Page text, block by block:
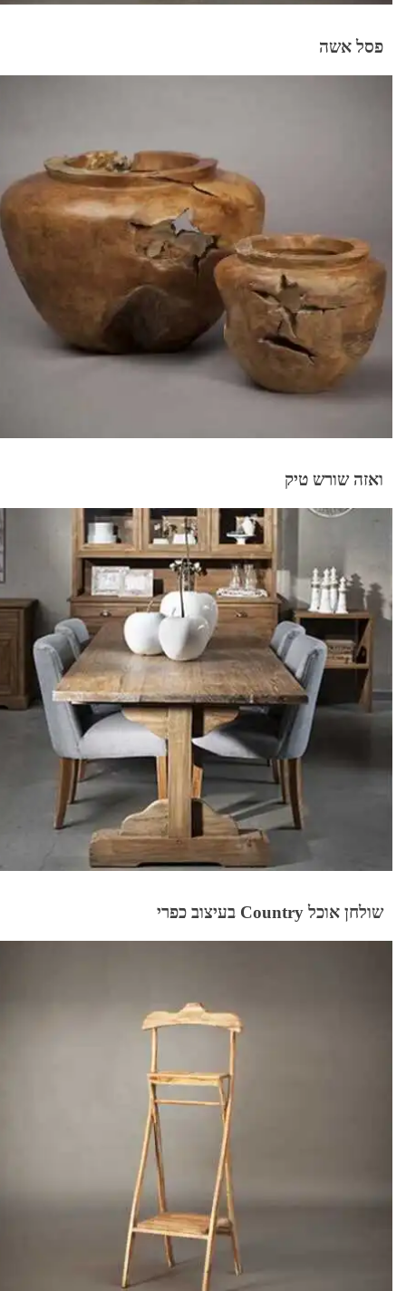
פסל אשה
ואזה שורש טיק
שולחן אוכל Country בעיצוב כפרי